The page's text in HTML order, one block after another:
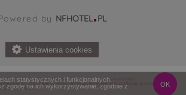
by NFHOTEL PL
Ustawienia cookies
statystycznych i funkcjonalnych.
zgodę na ich wykorzystywanie, zgodnie z
OK